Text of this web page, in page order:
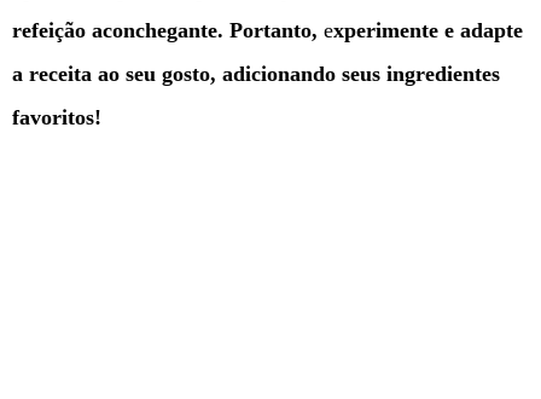
refeição aconchegante. Portanto, experimente e adapte
a receita ao seu gosto, adicionando seus ingredientes
favoritos!